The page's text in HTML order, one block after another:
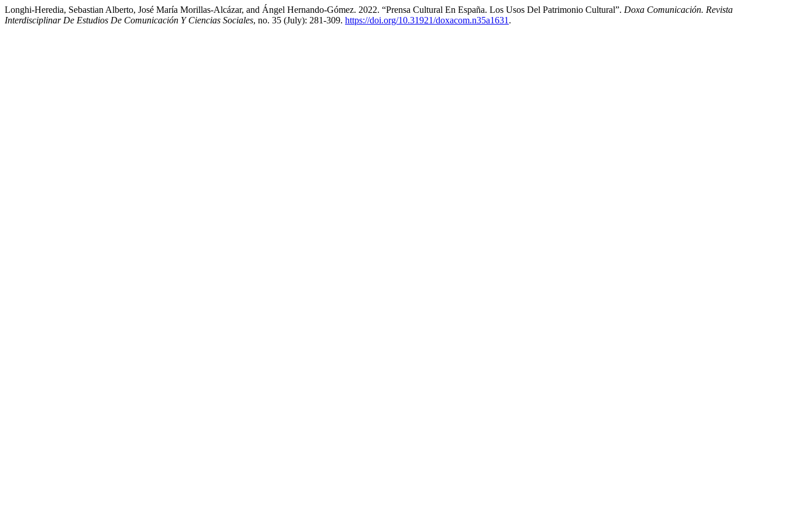
Longhi-Heredia, Sebastian Alberto, José María Morillas-Alcázar, and Ángel Hernando-Gómez. 2022. “Prensa Cultural En España. Los Usos Del Patrimonio Cultural”. Doxa Comunicación. Revista
Interdisciplinar De Estudios De Comunicación Y Ciencias Sociales, no. 35 (July): 281-309. https://doi.org/10.31921/doxacom.n35a1631 .